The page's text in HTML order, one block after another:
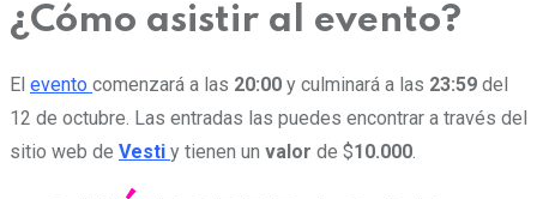
¿Cómo asistir al evento?
El evento comenzará a las 20:00 y culminará a las 23:59 del
12 de octubre. Las entradas las puedes encontrar a través del
sitio web de Vesti y tienen un valor de $10.000.